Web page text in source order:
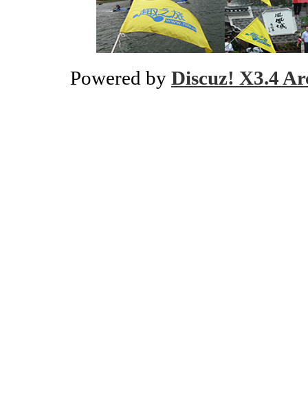
Powered by Discuz! X3.4